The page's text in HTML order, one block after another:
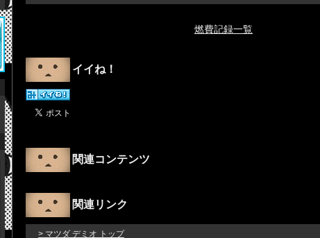
燃費記録一覧
イイね！
関連コンテンツ
関連リンク
> マツダ デミオ トップ